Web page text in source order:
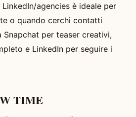
agencies è ideale per
o quando cerchi contatti
Snapchat per teaser creativi,
e LinkedIn per seguire i
TIME